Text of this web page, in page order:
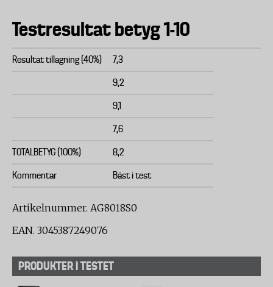
Testresultat betyg 1-10
Resultat tillagning (40%) 7,3
9,2
9,1
7,6
TOTALBETYG (100%) 8,2
Kommentar Bäst i test
Artikelnummer. AG8018S0
EAN. 3045387249076
PRODUKTER I TESTET